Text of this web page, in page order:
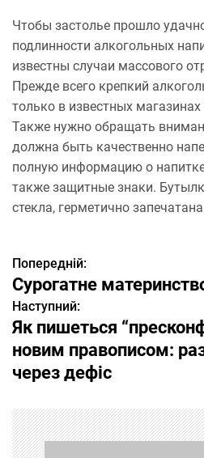
Чтобы застолье прошло
подлинности алкогольных
известны случаи массового
Прежде всего крепкий
только в известных магазинах
Также нужно обращать
должна быть качественно
полную информацию о напитке
также защитные знаки.
стекла, герметично
Н
а
в
і
г
а
Попередній:
Сурогатне
Наступний:
Як пишеться
новим правописом:
через дефіс